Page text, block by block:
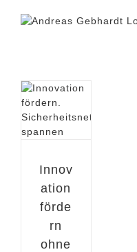
Inhalt
Innov
ation
förde
rn
ohne